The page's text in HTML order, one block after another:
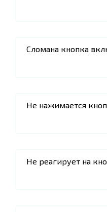
Сломана кнопка
Не нажимается
Не реагирует на